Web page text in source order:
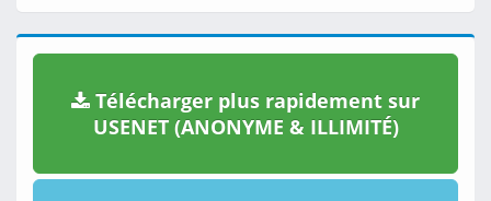
Télécharger plus rapidement sur
USENET (ANONYME & ILLIMITÉ)